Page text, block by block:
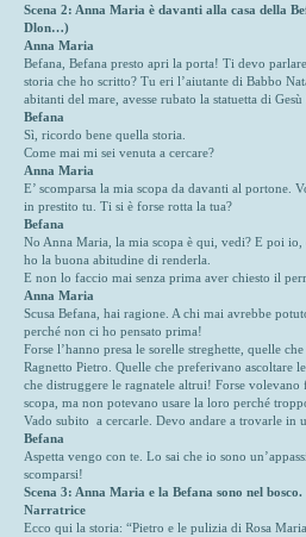
Scena 2: Anna Maria è davanti alla casa della
Dlon…)
Anna Maria
Befana, Befana presto apri la porta! Ti devo
storia che ho scritto? Tu eri l’aiutante di Babbo
abitanti del mare, avesse rubato la statuetta di Gesù
Befana
Sì, ricordo bene quella storia.
Come mai mi sei venuta a cercare?
Anna Maria
E’ scomparsa la mia scopa da davanti al portone.
in prestito tu. Ti si è forse rotta la tua?
Befana
No Anna Maria, la mia scopa è qui, vedi? E poi io,
ho la buona abitudine di renderla.
E non lo faccio mai senza prima aver chiesto il
Anna Maria
Scusa Befana, hai ragione. A chi mai avrebbe
perché non ci ho pensato prima!
Forse l’hanno presa le sorelle streghette, quelle
Ragnetto Pietro. Quelle che preferivano ascoltare
che distruggere le ragnatele altrui! Forse
scopa, ma non potevano usare la loro perché
Vado subito a cercarle. Devo andare a trovarle in
Befana
Aspetta vengo con te. Lo sai che io sono
scomparsi!
Scena 3: Anna Maria e la Befana sono nel bosco.
Narratrice
Ecco qui la storia: “Pietro e le pulizia di Rosa